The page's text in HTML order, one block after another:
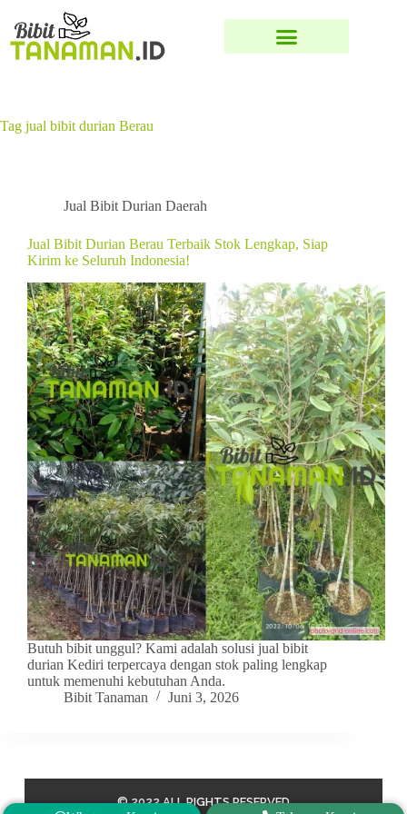
Tag jual bibit durian Berau
Jual Bibit Durian Daerah
Jual Bibit Durian Berau Terbaik Stok Lengkap, Siap
Kirim ke Seluruh Indonesia!
Butuh bibit unggul? Kami adalah solusi jual bibit
durian Kediri terpercaya dengan stok paling lengkap
untuk memenuhi kebutuhan Anda.
Bibit Tanaman
Juni 3, 2026
© 2022 ALL RIGHTS RESERVED